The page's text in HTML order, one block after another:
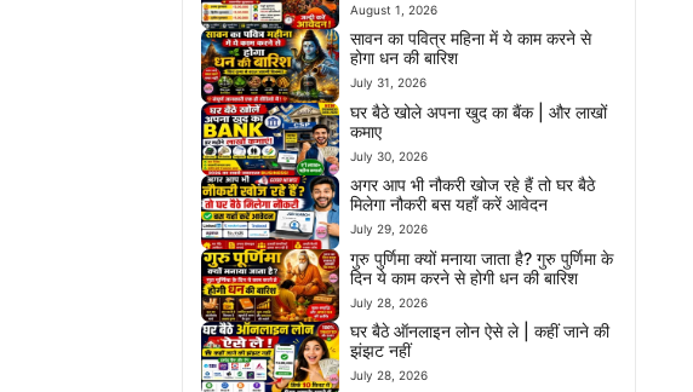
August 1, 2026
सावन का पवित्र महिना में ये काम करने से
होगा धन की बारिश
July 31, 2026
घर बैठे खोले अपना खुद का बैंक | और लाखों
कमाए
July 30, 2026
अगर आप भी नौकरी खोज रहे हैं तो घर बैठे
मिलेगा नौकरी बस यहाँ करें आवेदन
July 29, 2026
गुरु पुर्णिमा क्यों मनाया जाता है? गुरु पुर्णिमा के
दिन ये काम करने से होगी धन की बारिश
July 28, 2026
घर बैठे ऑनलाइन लोन ऐसे ले | कहीं जाने की
झंझट नहीं
July 28, 2026